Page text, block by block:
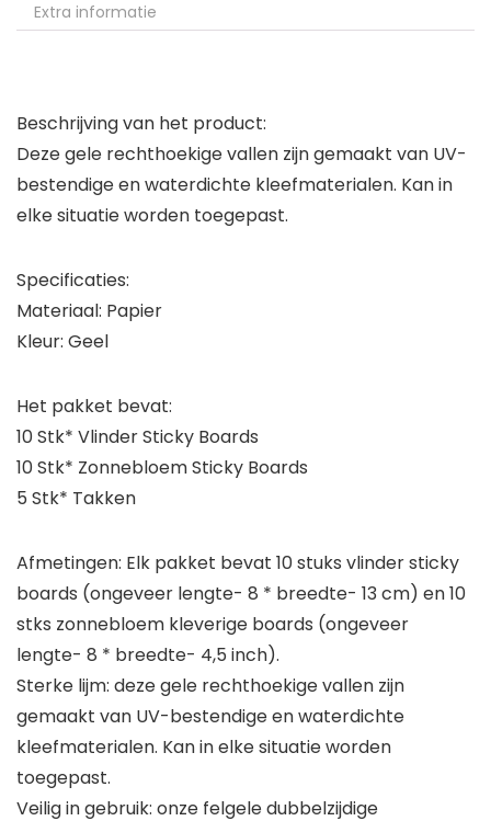
Extra informatie
Beschrijving van het product:
Deze gele rechthoekige vallen zijn gemaakt van UV-
bestendige en waterdichte kleefmaterialen. Kan in
elke situatie worden toegepast.
Specificaties:
Materiaal: Papier
Kleur: Geel
Het pakket bevat:
10 Stk* Vlinder Sticky Boards
10 Stk* Zonnebloem Sticky Boards
5 Stk* Takken
Afmetingen: Elk pakket bevat 10 stuks vlinder sticky
boards (ongeveer lengte- 8 * breedte- 13 cm) en 10
stks zonnebloem kleverige boards (ongeveer
lengte- 8 * breedte- 4,5 inch).
Sterke lijm: deze gele rechthoekige vallen zijn
gemaakt van UV-bestendige en waterdichte
kleefmaterialen. Kan in elke situatie worden
toegepast.
Veilig in gebruik: onze felgele dubbelzijdige